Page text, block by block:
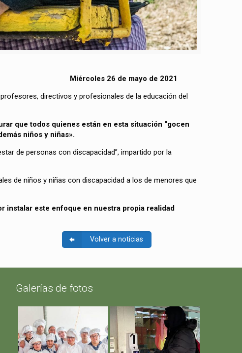
Miércoles 26 de mayo de 2021
directivos y profesionales de la educación del
que todos quienes están en esta situación “gocen
niños y niñas».
de personas con discapacidad”, impartido por la
de niños y niñas con discapacidad a los de menores que
instalar este enfoque en nuestra propia realidad
Volver a noticias
Galerías de fotos